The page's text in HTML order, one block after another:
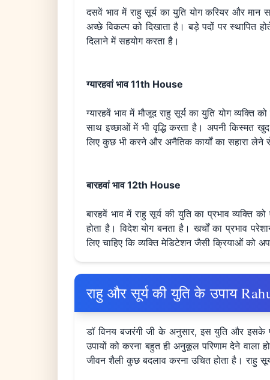
दसवें भाव में राहु सूर्य का युति योग करियर और मान
अच्छे विकल्प को दिखाता है। बड़े पदों पर
दिलाने में सहयोग करता है।
ग्यारहवां भाव 11th House
ग्यारहवें भाव में मौजूद राहु सूर्य का युति योग
साथ इच्छाओं में भी वृद्धि करता है। अपनी किस्मत
लिए कुछ भी करने और अनैतिक कार्यों का सहारा
बारहवां भाव 12th House
बारहवें भाव में राहु सूर्य की युति का प्रभाव
होता है। विदेश योग बनता है। खर्चों का प्रभाव
लिए चाहिए कि व्यक्ति मेडिटेशन जैसी क्रियाओं को
राहु और सूर्य की युति के उपाय
डॉ विनय बजरंगी जी के अनुसार, इस युति और इसके
उपायों को करना बहुत ही अनुकूल परिणाम देने वाला
जीवन शैली कुछ बदलाव करना उचित होता है। राहु